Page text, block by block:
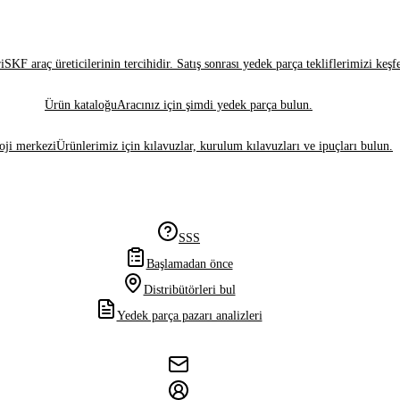
SKF araç üreticilerinin tercihidir. Satış sonrası yedek parça tekliflerimizi
Ürün kataloğuAracınız için şimdi yedek parça bulun.
merkeziÜrünlerimiz için kılavuzlar, kurulum kılavuzları ve ipuçları bulun.
SSS
Başlamadan önce
Distribütörleri bul
Yedek parça pazarı analizleri